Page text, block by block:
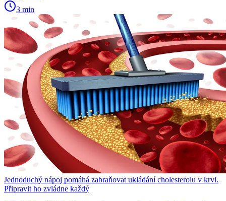
3 min
Jednoduchý nápoj pomáhá zabraňovat ukládání cholesterolu v krvi.
Připravit ho zvládne každý